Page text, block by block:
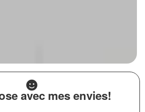
avec mes envies!